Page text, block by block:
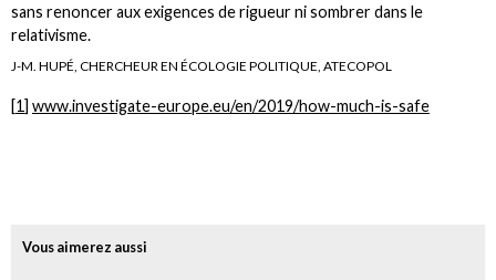
sans renoncer aux exigences de rigueur ni sombrer dans le
relativisme.
J-M. HUPÉ, CHERCHEUR EN ÉCOLOGIE POLITIQUE, ATECOPOL
[1] www.investigate-europe.eu/en/2019/how-much-is-safe
Vous aimerez aussi